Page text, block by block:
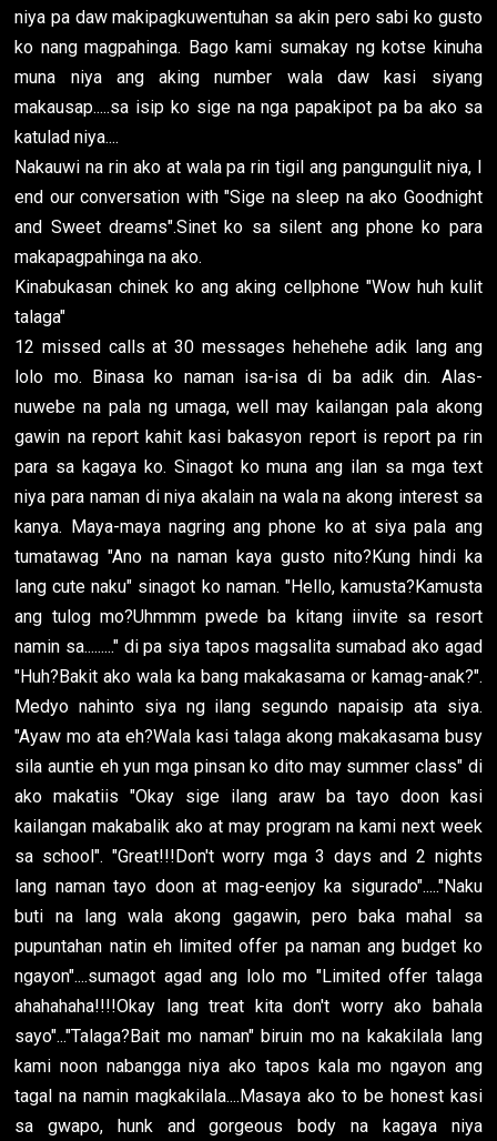
niya pa daw makipagkuwentuhan sa akin pero sabi ko gusto
ko nang magpahinga. Bago kami sumakay ng kotse kinuha
muna niya ang aking number wala daw kasi siyang
makausap.....sa isip ko sige na nga papakipot pa ba ako sa
katulad niya....
Nakauwi na rin ako at wala pa rin tigil ang pangungulit niya, I
end our conversation with "Sige na sleep na ako Goodnight
and Sweet dreams".Sinet ko sa silent ang phone ko para
makapagpahinga na ako.
Kinabukasan chinek ko ang aking cellphone "Wow huh kulit
talaga"
12 missed calls at 30 messages hehehehe adik lang ang
lolo mo. Binasa ko naman isa-isa di ba adik din. Alas-
nuwebe na pala ng umaga, well may kailangan pala akong
gawin na report kahit kasi bakasyon report is report pa rin
para sa kagaya ko. Sinagot ko muna ang ilan sa mga text
niya para naman di niya akalain na wala na akong interest sa
kanya. Maya-maya nagring ang phone ko at siya pala ang
tumatawag "Ano na naman kaya gusto nito?Kung hindi ka
lang cute naku" sinagot ko naman. "Hello, kamusta?Kamusta
ang tulog mo?Uhmmm pwede ba kitang iinvite sa resort
namin sa........." di pa siya tapos magsalita sumabad ako agad
"Huh?Bakit ako wala ka bang makakasama or kamag-anak?".
Medyo nahinto siya ng ilang segundo napaisip ata siya.
"Ayaw mo ata eh?Wala kasi talaga akong makakasama busy
sila auntie eh yun mga pinsan ko dito may summer class" di
ako makatiis "Okay sige ilang araw ba tayo doon kasi
kailangan makabalik ako at may program na kami next week
sa school". "Great!!!Don't worry mga 3 days and 2 nights
lang naman tayo doon at mag-eenjoy ka sigurado"....."Naku
buti na lang wala akong gagawin, pero baka mahal sa
pupuntahan natin eh limited offer pa naman ang budget ko
ngayon"....sumagot agad ang lolo mo "Limited offer talaga
ahahahaha!!!!Okay lang treat kita don't worry ako bahala
sayo"..."Talaga?Bait mo naman" biruin mo na kakakilala lang
kami noon nabangga niya ako tapos kala mo ngayon ang
tagal na namin magkakilala....Masaya ako to be honest kasi
sa gwapo, hunk and gorgeous body na kagaya niya